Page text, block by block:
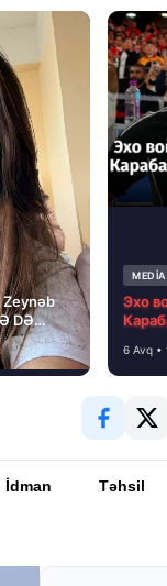
DƏ
MEDİA
Эхо
6 Avq •
İdman Təhsil